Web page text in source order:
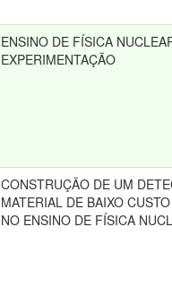
ENSINO DE FÍSICA
EXPERIMENTAÇÃO
CONSTRUÇÃO DE UM
MATERIAL DE BAIXO
NO ENSINO DE FÍSICA